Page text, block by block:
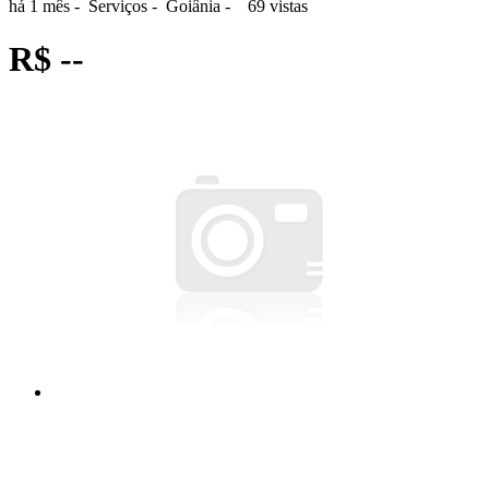
há 1 mês - Serviços - Goiânia - 69 vistas
R$ --